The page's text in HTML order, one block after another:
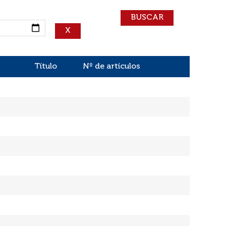
Título Nº de artículos